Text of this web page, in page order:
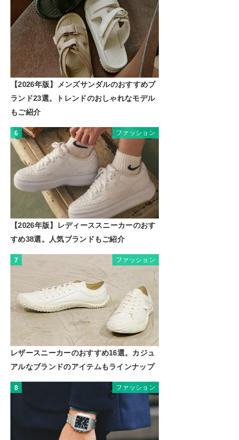
【2026年版】メンズサンダルのおすすめブ
ランド23選。トレンドのおしゃれなモデル
もご紹介
6 ファッション
【2026年版】レディーススニーカーのおす
すめ38選。人気ブランドもご紹介
7 ファッション
レザースニーカーのおすすめ16選。カジュ
アルなブランドのアイテムもラインナップ
8 ファッション